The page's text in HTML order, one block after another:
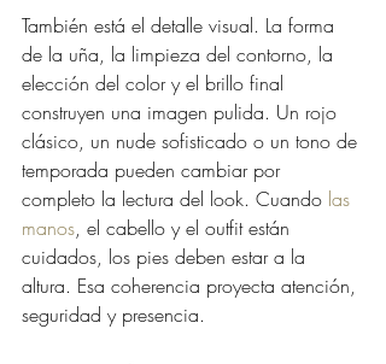
También está el detalle visual. La forma
de la uña, la limpieza del contorno, la
elección del color y el brillo final
construyen una imagen pulida. Un rojo
clásico, un nude sofisticado o un tono de
temporada pueden cambiar por
completo la lectura del look. Cuando las
manos, el cabello y el outfit están
cuidados, los pies deben estar a la
altura. Esa coherencia proyecta atención,
seguridad y presencia.